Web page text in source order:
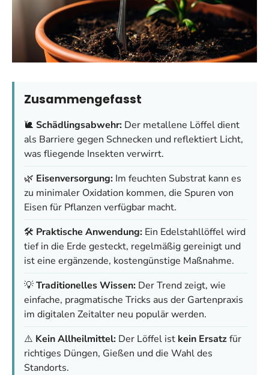
Zusammengefasst
🐌 Schädlingsabwehr: Der metallene Löffel dient
als Barriere gegen Schnecken und reflektiert Licht,
was fliegende Insekten verwirrt.
🌿 Eisenversorgung: Im feuchten Substrat kann es
zu minimaler Oxidation kommen, die Spuren von
Eisen für Pflanzen verfügbar macht.
🛠️ Praktische Anwendung: Ein Edelstahllöffel wird
tief in die Erde gesteckt, regelmäßig gereinigt und
ist eine ergänzende, kostengünstige Maßnahme.
💡Traditionelles Wissen: Der Trend zeigt, wie
einfache, pragmatische Tricks aus der Gartenpraxis
im digitalen Zeitalter neu populär werden.
⚠️ Kein Allheilmittel: Der Löffel ist kein Ersatzfür
richtiges Düngen, Gießen und die Wahl des
Standorts.